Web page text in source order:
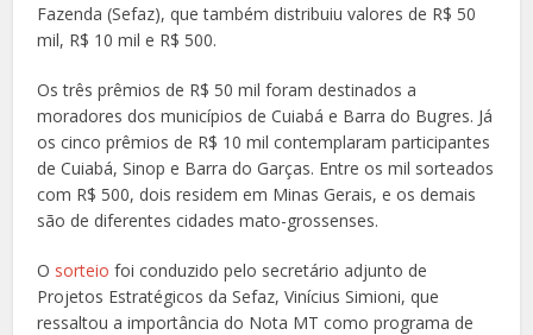
Fazenda (Sefaz), que também distribuiu valores de R$ 50
mil, R$ 10 mil e R$ 500.
Os três prêmios de R$ 50 mil foram destinados a
moradores dos municípios de Cuiabá e Barra do Bugres. Já
os cinco prêmios de R$ 10 mil contemplaram participantes
de Cuiabá, Sinop e Barra do Garças. Entre os mil sorteados
com R$ 500, dois residem em Minas Gerais, e os demais
são de diferentes cidades mato-grossenses.
O sorteio foi conduzido pelo secretário adjunto de
Projetos Estratégicos da Sefaz, Vinícius Simioni, que
ressaltou a importância do Nota MT como programa de